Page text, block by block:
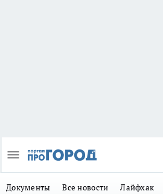
Документы Все новости Лайфхак